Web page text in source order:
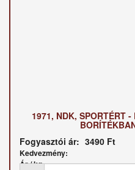
1971, NDK, SPORTÉRT
Fogyasztói ár: 3490 Ft
Kedvezmény:
Ár / kg: